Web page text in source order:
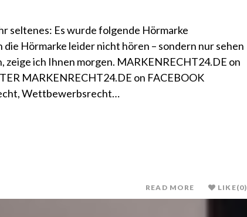
seltenes: Es wurde folgende Hörmarke
Hörmarke leider nicht hören – sondern nur sehen
zeige ich Ihnen morgen. MARKENRECHT24.DE on
MARKENRECHT24.DE on FACEBOOK
Wettbewerbsrecht…
READ MORE LIKE(0)